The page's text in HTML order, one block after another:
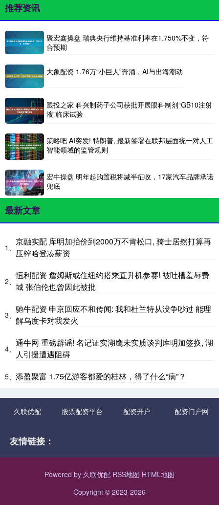
推荐资讯
聚宏鑫操盘 瑞典央行维持基准利率在1.750%不变，符
合预期
大象配资 1.76万“小巨人”奔涌，AI与出海潮动
跟投之家 科兴制药子公司获批开展眼科制剂“GB10注射
液”临床试验
策略吧 AI突发! 特朗普, 最新签署在联邦层面统一对人工
智能领域的监管规则
宏牛操盘 明年起购置税将减半征收，17家汽车品牌承诺
兜底
最新文章
1、
京融实配 库明加抬价到2000万不肯松口, 骑士居然打算再
压榨哈登凑薪资
2、
恒利配资 詹姆斯或住纽约搭乘直升机参赛! 被吐槽羞辱费
城 张伯伦也曾因此被批
3、
驰牛配资 申京回应不和传闻: 我和杜兰特从没争吵过 能理
解乌度卡对我发火
4、
通牛网 重磅辟谣! 名记证实湖鹰未实质谈判库明加签换, 湖
人引援遭遇阻碍
5、 添盈聚富 1.75亿游客都爱的桂林，得了什么“病”？
久联优配 股票配资平台 配资开户 配资门户网
友情链接：
Powered by 久联优配 RSS地图 HTML地图
Copyright © 2023-2026